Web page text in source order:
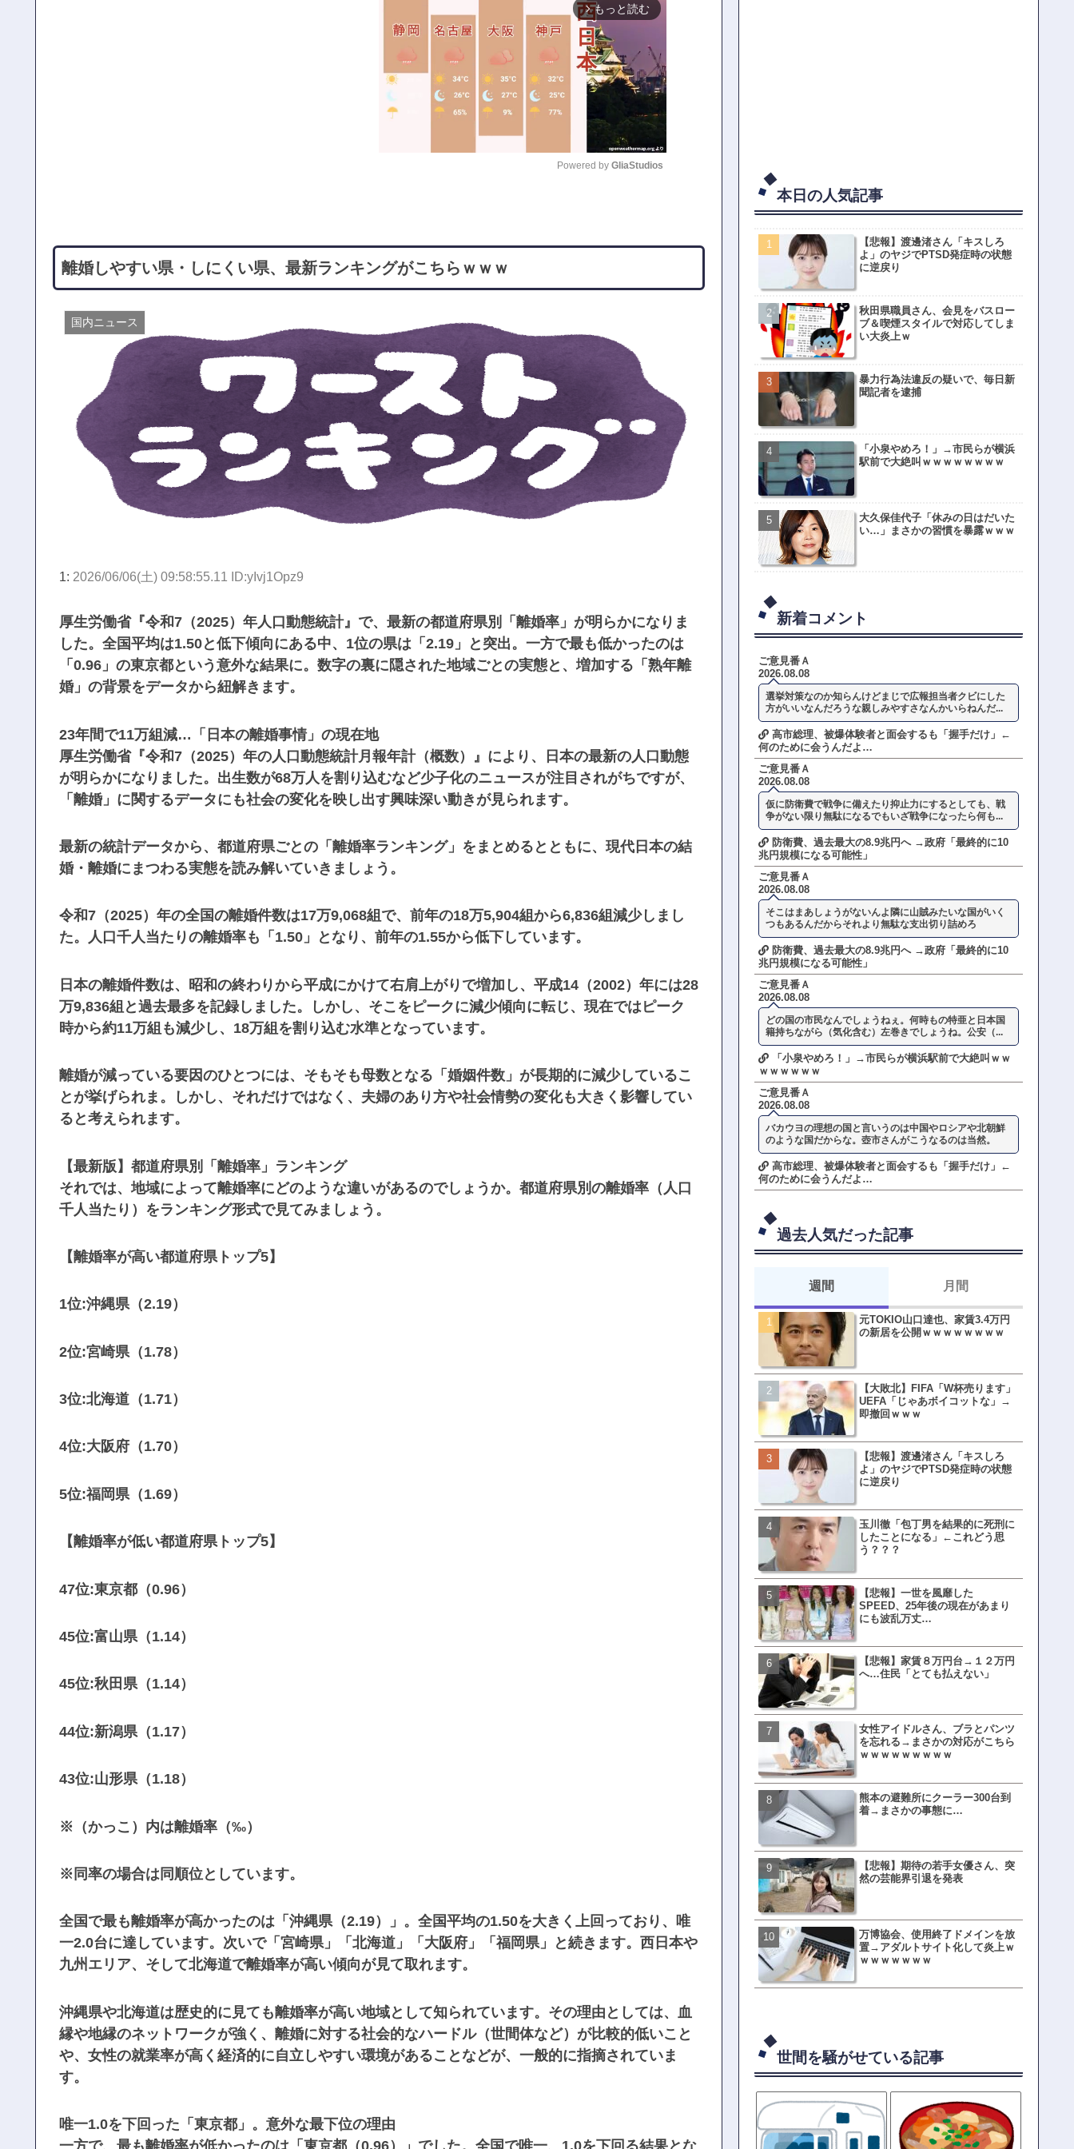
arrow_forward_ios もっと読む
Powered by GliaStudios
離婚しやすい県・しにくい県、最新ランキングがこちらｗｗｗ
国内ニュース
1: 2026/06/06(土) 09:58:55.11 ID:yIvj1Opz9
厚生労働省『令和7（2025）年人口動態統計』で、最新の都道府県別「離婚率」が明らかになりま
した。全国平均は1.50と低下傾向にある中、1位の県は「2.19」と突出。一方で最も低かったのは
「0.96」の東京都という意外な結果に。数字の裏に隠された地域ごとの実態と、増加する「熟年離
婚」の背景をデータから紐解きます。
23年間で11万組減…「日本の離婚事情」の現在地
厚生労働省『令和7（2025）年の人口動態統計月報年計（概数）』により、日本の最新の人口動態
が明らかになりました。出生数が68万人を割り込むなど少子化のニュースが注目されがちですが、
「離婚」に関するデータにも社会の変化を映し出す興味深い動きが見られます。
最新の統計データから、都道府県ごとの「離婚率ランキング」をまとめるとともに、現代日本の結
婚・離婚にまつわる実態を読み解いていきましょう。
令和7（2025）年の全国の離婚件数は17万9,068組で、前年の18万5,904組から6,836組減少しまし
た。人口千人当たりの離婚率も「1.50」となり、前年の1.55から低下しています。
日本の離婚件数は、昭和の終わりから平成にかけて右肩上がりで増加し、平成14（2002）年には28
万9,836組と過去最多を記録しました。しかし、そこをピークに減少傾向に転じ、現在ではピーク
時から約11万組も減少し、18万組を割り込む水準となっています。
離婚が減っている要因のひとつには、そもそも母数となる「婚姻件数」が長期的に減少しているこ
とが挙げられま。しかし、それだけではなく、夫婦のあり方や社会情勢の変化も大きく影響してい
ると考えられます。
【最新版】都道府県別「離婚率」ランキング
それでは、地域によって離婚率にどのような違いがあるのでしょうか。都道府県別の離婚率（人口
千人当たり）をランキング形式で見てみましょう。
【離婚率が高い都道府県トップ5】
1位:沖縄県（2.19）
2位:宮崎県（1.78）
3位:北海道（1.71）
4位:大阪府（1.70）
5位:福岡県（1.69）
【離婚率が低い都道府県トップ5】
47位:東京都（0.96）
45位:富山県（1.14）
45位:秋田県（1.14）
44位:新潟県（1.17）
43位:山形県（1.18）
※（かっこ）内は離婚率（‰）
※同率の場合は同順位としています。
全国で最も離婚率が高かったのは「沖縄県（2.19）」。全国平均の1.50を大きく上回っており、唯
一2.0台に達しています。次いで「宮崎県」「北海道」「大阪府」「福岡県」と続きます。西日本や
九州エリア、そして北海道で離婚率が高い傾向が見て取れます。
沖縄県や北海道は歴史的に見ても離婚率が高い地域として知られています。その理由としては、血
縁や地縁のネットワークが強く、離婚に対する社会的なハードル（世間体など）が比較的低いこと
や、女性の就業率が高く経済的に自立しやすい環境があることなどが、一般的に指摘されていま
す。
唯一1.0を下回った「東京都」。意外な最下位の理由
本日の人気記事
【悲報】渡邊渚さん「キスしろ
よ」のヤジでPTSD発症時の状態
に逆戻り
秋田県職員さん、会見をバスロー
ブ＆喫煙スタイルで対応してしま
い大炎上ｗ
暴力行為法違反の疑いで、毎日新
聞記者を逮捕
「小泉やめろ！」→市民らが横浜
駅前で大絶叫ｗｗｗｗｗｗｗｗ
大久保佳代子「休みの日はだいた
い…」まさかの習慣を暴露ｗｗｗ
新着コメント
ご意見番Ａ
2026.08.08
選挙対策なのか知らんけどまじで広報担当者クビにした
方がいいなんだろうな親しみやすさなんかいらねんだ...
高市総理、被爆体験者と面会するも「握手だけ」←
何のために会うんだよ…
ご意見番Ａ
2026.08.08
仮に防衛費で戦争に備えたり抑止力にするとしても、戦
争がない限り無駄になるでもいざ戦争になったら何も...
防衛費、過去最大の8.9兆円へ →政府「最終的に10
兆円規模になる可能性」
ご意見番Ａ
2026.08.08
そこはまあしょうがないんよ隣に山賊みたいな国がいく
つもあるんだからそれより無駄な支出切り詰めろ
防衛費、過去最大の8.9兆円へ →政府「最終的に10
兆円規模になる可能性」
ご意見番Ａ
2026.08.08
どの国の市民なんでしょうねぇ。何時もの特亜と日本国
籍持ちながら（気化含む）左巻きでしょうね。公安（...
「小泉やめろ！」→市民らが横浜駅前で大絶叫ｗｗ
ｗｗｗｗｗｗ
ご意見番Ａ
2026.08.08
バカウヨの理想の国と言いうのは中国やロシアや北朝鮮
のような国だからな。壺市さんがこうなるのは当然。
高市総理、被爆体験者と面会するも「握手だけ」←
何のために会うんだよ…
過去人気だった記事
週間
元TOKIO山口達也、家賃3.4万円
の新居を公開ｗｗｗｗｗｗｗｗ
【大敗北】FIFA「W杯売ります」
UEFA「じゃあボイコットな」→
即撤回ｗｗｗ
【悲報】渡邊渚さん「キスしろ
よ」のヤジでPTSD発症時の状態
に逆戻り
玉川徹「包丁男を結果的に死刑に
したことになる」←これどう思
う？？？
【悲報】一世を風靡した
SPEED、25年後の現在があまり
にも波乱万丈…
【悲報】家賃８万円台→１２万円
へ…住民「とても払えない」
女性アイドルさん、ブラとパンツ
を忘れる→まさかの対応がこちら
ｗｗｗｗｗｗｗｗｗ
熊本の避難所にクーラー300台到
着→まさかの事態に…
【悲報】期待の若手女優さん、突
然の芸能界引退を発表
万博協会、使用終了ドメインを放
置→アダルトサイト化して炎上ｗ
ｗｗｗｗｗｗｗ
月間
【悲報】東京着く前にHP尽
方民ｗｗｗ移動だけで瀕死
【ファーw】水着女子さん
オッサン盗撮してる…通報
皇族確保策、天皇陛下の一
界ピリつくｗｗｗ
文春、沖縄問題の"触れては
ない話"を暴露してしまうｗ
ランサムウェア攻撃を受け
レイ、わずか10日で復旧し
福岡テレビ局にとんでもな
アナが入社してしまうｗｗｗ
【衝撃】三笘が事故った時
てた車ってさ…←これw w
w w w w
有吉「うまくても絶対に行
ない店」がこちら…ネット
母親「息子の借りた本が心
真をSNS投稿→司書らから
元TOKIO山口達也、家賃3.4
の新居を公開ｗｗｗｗｗｗ
世間を騒がせている記事